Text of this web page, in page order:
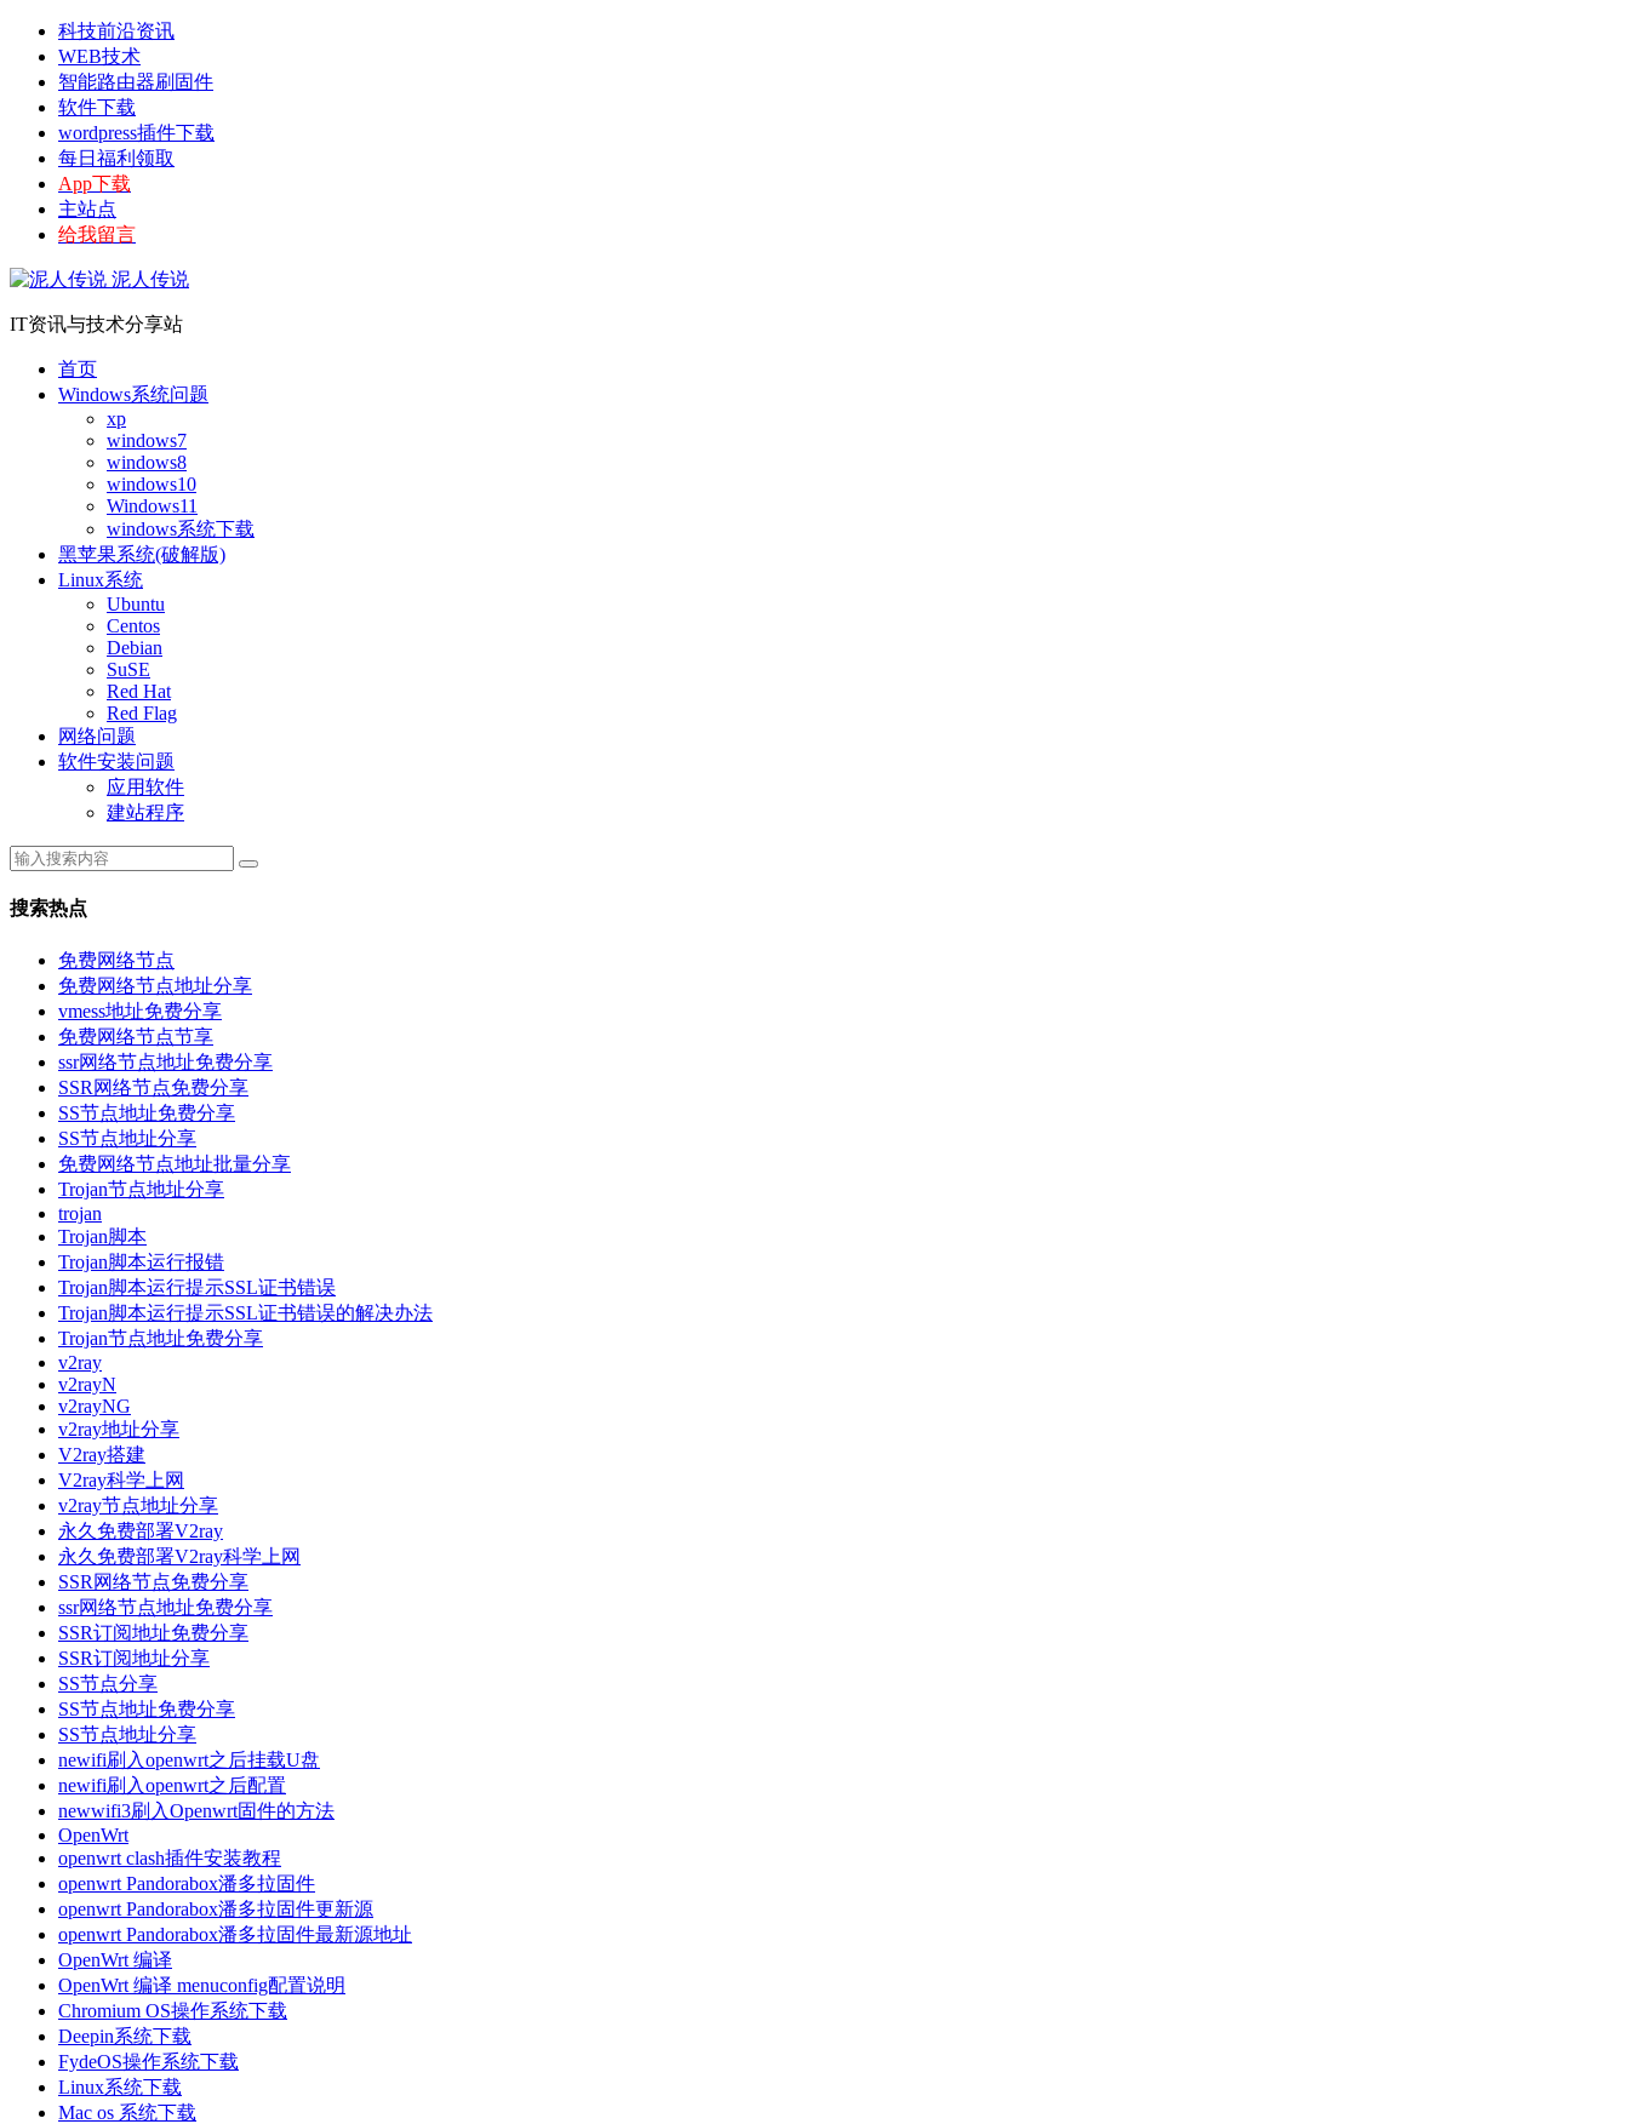
科技前沿资讯
WEB技术
智能路由器刷固件
软件下载
wordpress插件下载
每日福利领取
App下载
主站点
给我留言
泥人传说
IT资讯与技术分享站
首页
Windows系统问题
xp
windows7
windows8
windows10
Windows11
windows系统下载
黑苹果系统(破解版)
Linux系统
Ubuntu
Centos
Debian
SuSE
Red Hat
Red Flag
网络问题
软件安装问题
应用软件
建站程序
搜索热点
免费网络节点
免费网络节点地址分享
vmess地址免费分享
免费网络节点节享
ssr网络节点地址免费分享
SSR网络节点免费分享
SS节点地址免费分享
SS节点地址分享
免费网络节点地址批量分享
Trojan节点地址分享
trojan
Trojan脚本
Trojan脚本运行报错
Trojan脚本运行提示SSL证书错误
Trojan脚本运行提示SSL证书错误的解决办法
Trojan节点地址免费分享
v2ray
v2rayN
v2rayNG
v2ray地址分享
V2ray搭建
V2ray科学上网
v2ray节点地址分享
永久免费部署V2ray
永久免费部署V2ray科学上网
SSR网络节点免费分享
ssr网络节点地址免费分享
SSR订阅地址免费分享
SSR订阅地址分享
SS节点分享
SS节点地址免费分享
SS节点地址分享
newifi刷入openwrt之后挂载U盘
newifi刷入openwrt之后配置
newwifi3刷入Openwrt固件的方法
OpenWrt
openwrt clash插件安装教程
openwrt Pandorabox潘多拉固件
openwrt Pandorabox潘多拉固件更新源
openwrt Pandorabox潘多拉固件最新源地址
OpenWrt 编译
OpenWrt 编译 menuconfig配置说明
Chromium OS操作系统下载
Deepin系统下载
FydeOS操作系统下载
Linux系统下载
Mac os 系统下载